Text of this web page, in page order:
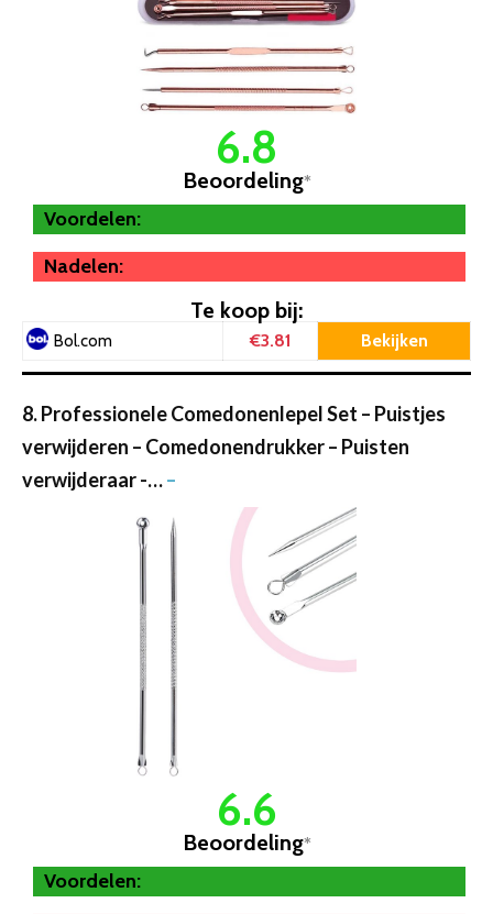
6.8
Beoordeling*
Voordelen:
Nadelen:
Te koop bij:
Bol.com €3.81 Bekijken
8. Professionele Comedonenlepel Set – Puistjes
verwijderen – Comedonendrukker – Puisten
verwijderaar -…–
6.6
Beoordeling*
Voordelen: